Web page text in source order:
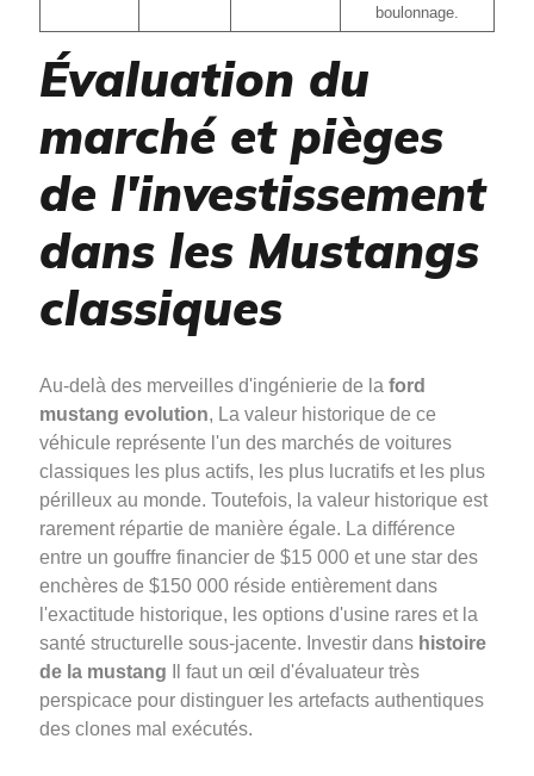
boulonnage.
Évaluation du
marché et pièges
de l'investissement
dans les Mustangs
classiques
Au-delà des merveilles d'ingénierie de la ford
mustang evolution, La valeur historique de ce
véhicule représente l'un des marchés de voitures
classiques les plus actifs, les plus lucratifs et les plus
périlleux au monde. Toutefois, la valeur historique est
rarement répartie de manière égale. La différence
entre un gouffre financier de $15 000 et une star des
enchères de $150 000 réside entièrement dans
l'exactitude historique, les options d'usine rares et la
santé structurelle sous-jacente. Investir dans histoire
de la mustang Il faut un œil d'évaluateur très
perspicace pour distinguer les artefacts authentiques
des clones mal exécutés.